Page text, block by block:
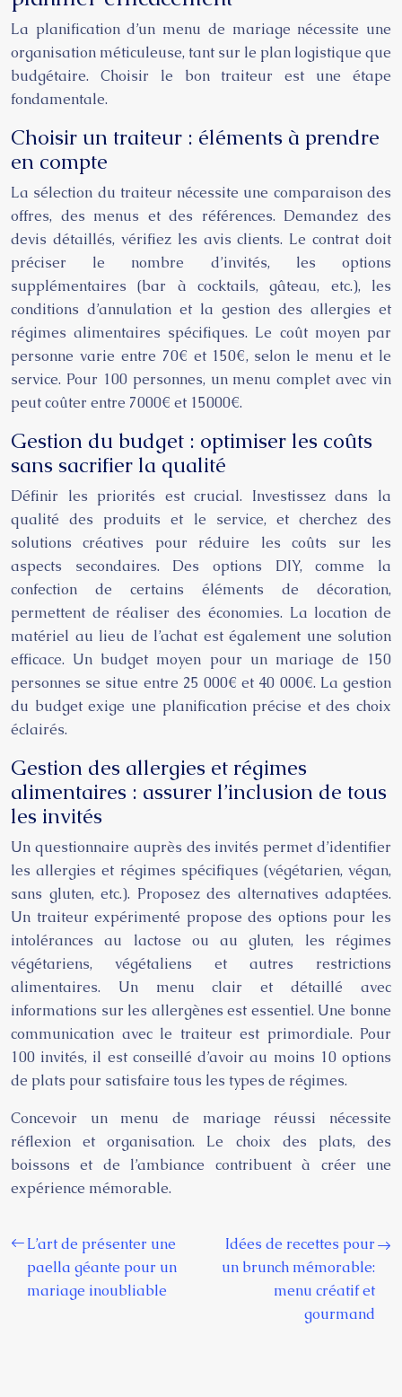
La planification d’un menu de mariage nécessite une
organisation méticuleuse, tant sur le plan logistique que
budgétaire. Choisir le bon traiteur est une étape
fondamentale.
Choisir un traiteur : éléments à prendre
en compte
La sélection du traiteur nécessite une comparaison des
offres, des menus et des références. Demandez des
devis détaillés, vérifiez les avis clients. Le contrat doit
préciser le nombre d’invités, les options
supplémentaires (bar à cocktails, gâteau, etc.), les
conditions d’annulation et la gestion des allergies et
régimes alimentaires spécifiques. Le coût moyen par
personne varie entre 70€ et 150€, selon le menu et le
service. Pour 100 personnes, un menu complet avec vin
peut coûter entre 7000€ et 15000€.
Gestion du budget : optimiser les coûts
sans sacrifier la qualité
Définir les priorités est crucial. Investissez dans la
qualité des produits et le service, et cherchez des
solutions créatives pour réduire les coûts sur les
aspects secondaires. Des options DIY, comme la
confection de certains éléments de décoration,
permettent de réaliser des économies. La location de
matériel au lieu de l’achat est également une solution
efficace. Un budget moyen pour un mariage de 150
personnes se situe entre 25 000€ et 40 000€. La gestion
du budget exige une planification précise et des choix
éclairés.
Gestion des allergies et régimes
alimentaires : assurer l’inclusion de tous
les invités
Un questionnaire auprès des invités permet d’identifier
les allergies et régimes spécifiques (végétarien, végan,
sans gluten, etc.). Proposez des alternatives adaptées.
Un traiteur expérimenté propose des options pour les
intolérances au lactose ou au gluten, les régimes
végétariens, végétaliens et autres restrictions
alimentaires. Un menu clair et détaillé avec
informations sur les allergènes est essentiel. Une bonne
communication avec le traiteur est primordiale. Pour
100 invités, il est conseillé d’avoir au moins 10 options
de plats pour satisfaire tous les types de régimes.
Concevoir un menu de mariage réussi nécessite
réflexion et organisation. Le choix des plats, des
boissons et de l’ambiance contribuent à créer une
expérience mémorable.
L’art de présenter une
paella géante pour un
mariage inoubliable
Idées de recettes pour
un brunch mémorable:
menu créatif et
gourmand